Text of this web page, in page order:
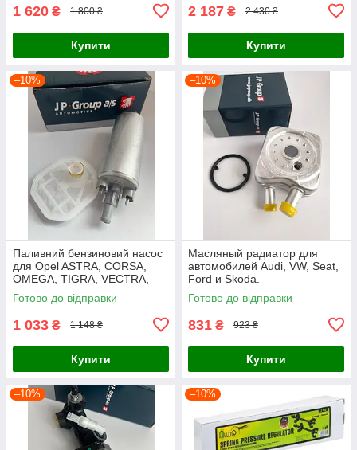
1 620 ₴ 1 800 ₴
Купити
2 187 ₴ 2 430 ₴
Купити
–10%
Паливний бензиновий насос
для Opel ASTRA, CORSA,
OMEGA, TIGRA, VECTRA,
ZAFIRA
Готово до відправки
1 033 ₴ 1 148 ₴
Купити
–10%
Масляный радиатор для
автомобилей Audi, VW, Seat,
Ford и Skoda.
Готово до відправки
831 ₴ 923 ₴
Купити
–10% –10%